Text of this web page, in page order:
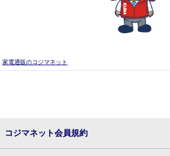
家電通販のコジマネット
コジマネット会員規約